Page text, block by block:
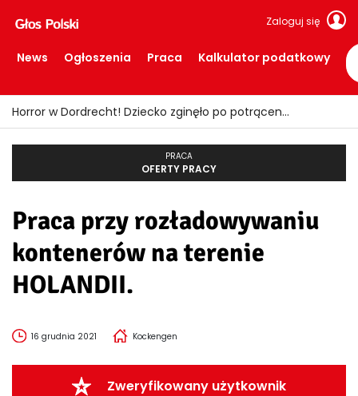
Zaloguj się
News Ogłoszenia Praca Kalkulator podatkowy
Horror w Dordrecht! Dziecko zginęło po potrąceniu przez busa
PRACA
OFERTY PRACY
Praca przy rozładowywaniu
kontenerów na terenie
HOLANDII.
16 grudnia 2021 Kockengen
Zweryfikowany użytkownik